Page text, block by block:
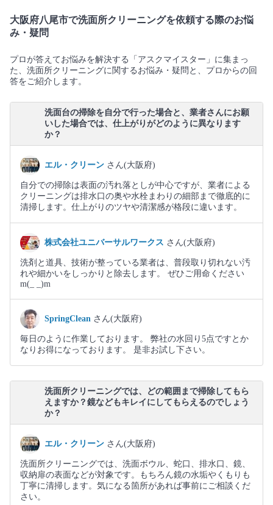
大阪府八尾市で洗面所クリーニングを依頼する際のお悩
み・疑問
プロが答えてお悩みを解決する「アスクマイスター」に集まっ
た、洗面所クリーニングに関するお悩み・疑問と、プロからの回
答をご紹介します。
洗面台の掃除を自分で行った場合と、業者さんにお願
いした場合では、仕上がりがどのように異なります
か？
エル・クリーン さん(大阪府)
自分での掃除は表面の汚れ落としが中心ですが、業者による
クリーニングは排水口の奥や水栓まわりの細部まで徹底的に
清掃します。仕上がりのツヤや清潔感が格段に違います。
株式会社ユニバーサルワークス さん(大阪府)
洗剤と道具、技術が整っている業者は、普段取り切れない汚
れや細かいをしっかりと除去します。 ぜひご用命ください
m(_ _)m
SpringClean さん(大阪府)
毎日のように作業しております。 弊社の水回り5点ですとか
なりお得になっております。 是非お試し下さい。
洗面所クリーニングでは、どの範囲まで掃除してもら
えますか？鏡などもキレイにしてもらえるのでしょう
か？
エル・クリーン さん(大阪府)
洗面所クリーニングでは、洗面ボウル、蛇口、排水口、鏡、
収納扉の表面などが対象です。もちろん鏡の水垢やくもりも
丁寧に清掃します。気になる箇所があれば事前にご相談くだ
さい。